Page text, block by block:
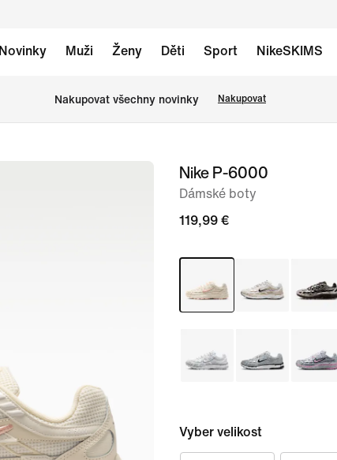
Novinky Muži Ženy Děti Sport NikeSKIMS
Nakupovat všechny novinky Nakupovat
obrázekNike P-6000
Dámské boty
119,99 €
Vyber velikost